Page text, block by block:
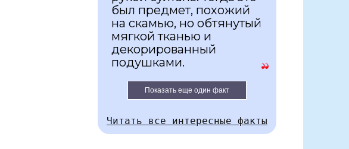
был предмет, похожий
на скамью, но обтянутый
мягкой тканью и
декорированный
подушками.
Показать еще один факт
Читать все интересные факты